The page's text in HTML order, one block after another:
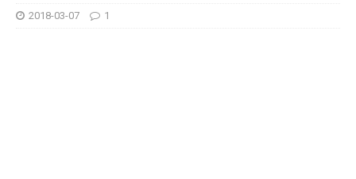
2018-03-07 1